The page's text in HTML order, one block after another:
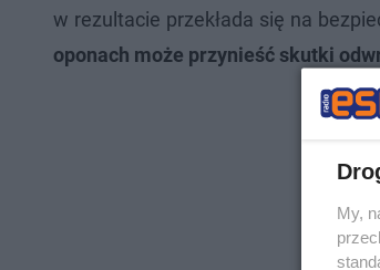
w rezultacie przekłada się na
oponach może przynieść skutki
My,